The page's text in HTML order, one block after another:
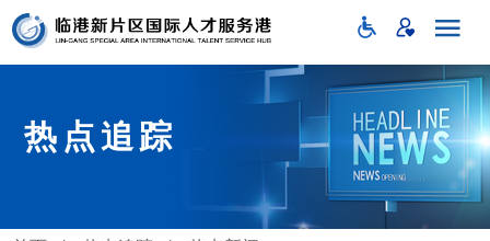
热点追踪